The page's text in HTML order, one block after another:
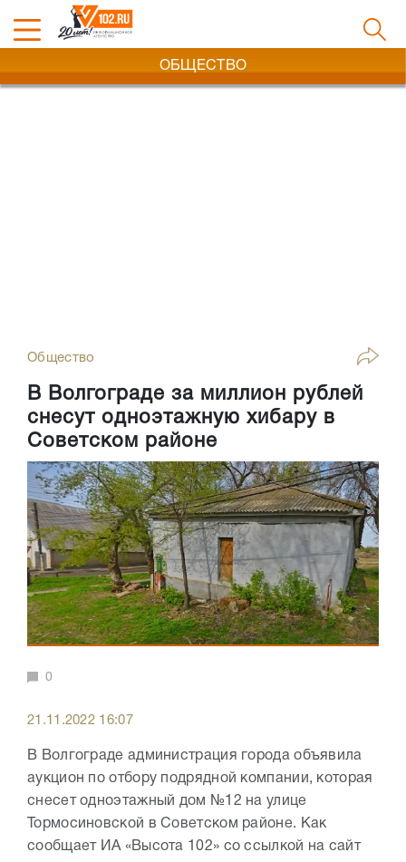
ОБЩЕСТВО
Общество
В Волгограде за миллион рублей
снесут одноэтажную хибару в
Советском районе
0
21.11.2022 16:07
В Волгограде администрация города объявила
аукцион по отбору подрядной компании, которая
снесет одноэтажный дом №12 на улице
Тормосиновской в Советском районе. Как
сообщает ИА «Высота 102» со ссылкой на сайт